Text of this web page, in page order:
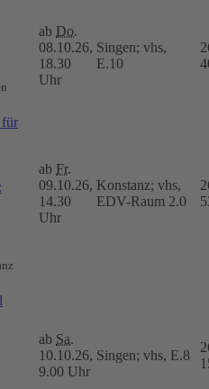
ab Do.
08.10.26,
18.30
Uhr
Singen; vhs,
E.10
für
ab Fr.
09.10.26,
14.30
Uhr
Konstanz; vhs,
EDV-Raum 2.0
ab Sa.
10.10.26,
9.00 Uhr
Singen; vhs, E.8